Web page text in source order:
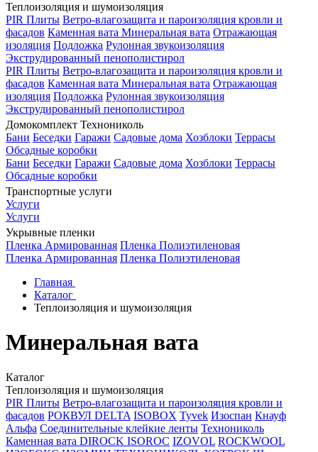
Теплоизоляция и шумоизоляция
PIR Плиты Ветро-влагозащита и пароизоляция кровли и
фасадов Каменная вата Минеральная вата Отражающая
изоляция Подложка Рулонная звукоизоляция
Экструдированный пенополистирол
PIR Плиты Ветро-влагозащита и пароизоляция кровли и
фасадов Каменная вата Минеральная вата Отражающая
изоляция Подложка Рулонная звукоизоляция
Экструдированный пенополистирол
Домокомплект Технониколь
Бани Беседки Гаражи Садовые дома Хозблоки Террасы
Обсадные коробки
Бани Беседки Гаражи Садовые дома Хозблоки Террасы
Обсадные коробки
Транспортные услуги
Услуги
Услуги
Укрывные пленки
Пленка Армированная Пленка Полиэтиленовая
Пленка Армированная Пленка Полиэтиленовая
Главная
Каталог
Теплоизоляция и шумоизоляция
Минеральная вата
Каталог
Теплоизоляция и шумоизоляция
PIR Плиты Ветро-влагозащита и пароизоляция кровли и
фасадов РОКВУЛ DELTA ISOBOX Tyvek Изоспан Кнауф
Альфа Соединительные клейкие ленты Технониколь
Каменная вата DIROCK ISOROC IZOVOL ROCKWOOL